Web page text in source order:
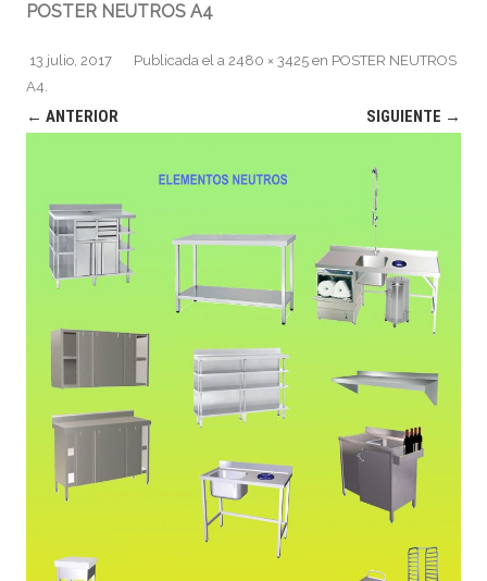
POSTER NEUTROS A4
Publicada el
13 julio, 2017 a 2480 × 3425 en POSTER NEUTROS
A4.
← ANTERIOR SIGUIENTE →